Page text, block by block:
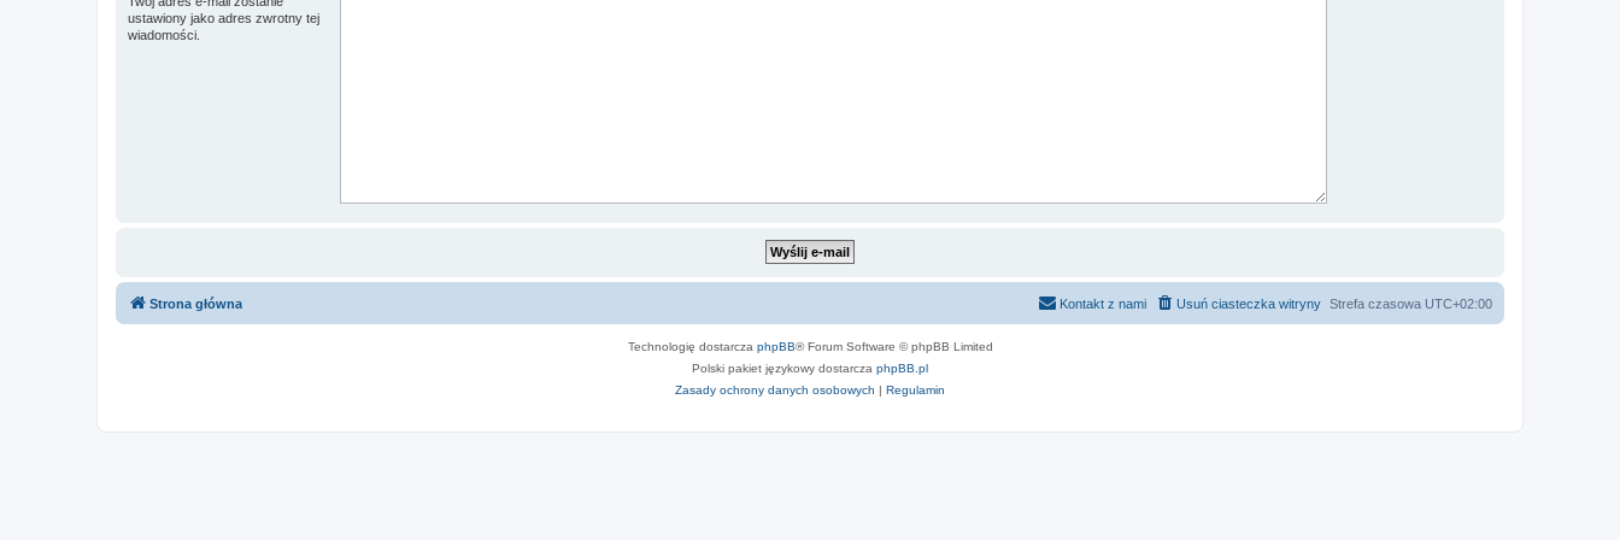
ustawiony jako adres zwrotny tej
wiadomości.
Strona główna Strefa czasowa UTC+02:00
Usuń ciasteczka witryny
Kontakt z nami
Technologię dostarcza phpBB® Forum Software © phpBB Limited
Polski pakiet językowy dostarcza phpBB.pl
Zasady ochrony danych osobowych | Regulamin